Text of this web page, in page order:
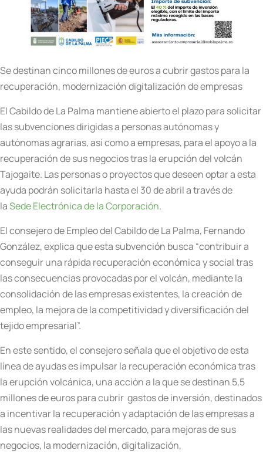
Se destinan cinco millones de euros a cubrir gastos para la
recuperación, modernización digitalización de empresas
El Cabildo de La Palma mantiene abierto el plazo para solicitar
las subvenciones dirigidas a personas autónomas y
autónomas agrarias, así como a empresas, para el apoyo a la
recuperación de sus negocios tras la erupción del volcán
Tajogaite. Las personas o proyectos que deseen optar a esta
ayuda podrán solicitarla hasta el 30 de abril a través de
laSede Electrónica de la Corporación.
El consejero de Empleo del Cabildo de La Palma, Fernando
González, explica que esta subvención busca “contribuir a
conseguir una rápida recuperación económica y social tras
las consecuencias provocadas por el volcán, mediante la
consolidación de las empresas existentes, la creación de
empleo, la mejora de la competitividad y diversificación del
tejido empresarial”.
En este sentido, el consejero señala que el objetivo de esta
línea de ayudas es impulsar la recuperación económica tras
la erupción volcánica, una acción a la que se destinan 5,5
millones de euros para cubrir gastos de inversión, destinados
a incentivar la recuperación y adaptación de las empresas a
las nuevas realidades del mercado, para mejoras de sus
negocios, la modernización, digitalización,